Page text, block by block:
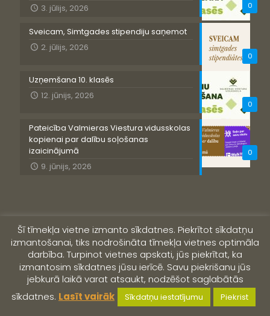
0
3. jūlijs, 2026
0
Sveicam, Simtgades stipendiju saņemot
2. jūlijs, 2026
0
Uzņemšana 10. klasēs
12. jūnijs, 2026
0
Pateicība Valmieras Viestura vidusskolas
kopienai par dalību soļošanas
izaicinājumā
9. jūnijs, 2026
© 2019 Valmieras Viestura vidusskola
Šī tīmekļa vietne izmanto sīkdatnes. Piekrītot sīkdatņu
izmantošanai, tiks nodrošināta tīmekļa vietnes optimāla
darbība. Turpinot vietnes apskati, jūs piekrītat, ka
izmantosim sīkdatnes jūsu ierīcē. Savu piekrišanu jūs
jebkurā laikā varat atsaukt, nodzēšot saglabātās
sīkdatnes. Lasīt vairāk Sīkdatņu iestatījumu Piekrist